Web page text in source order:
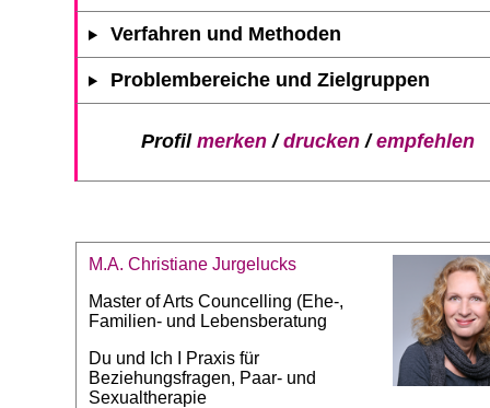
Verfahren und Methoden
Problembereiche und Zielgruppen
Profil merken/drucken/empfehlen
M.A. Christiane Jurgelucks
Master of Arts Councelling (Ehe-,
Familien- und Lebensberatung
Du und Ich I Praxis für
Beziehungsfragen, Paar- und
Sexualtherapie